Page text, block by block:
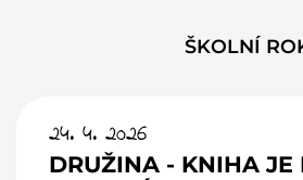
ŠKOLNÍ
24. 4. 2026
DRUŽINA - KNIHA JE